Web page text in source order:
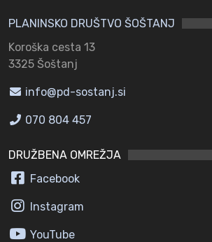
PLANINSKO DRUŠTVO ŠOŠTANJ
Koroška cesta 13
3325 Šoštanj
info@pd-sostanj.si
070 804 457
DRUŽBENA OMREŽJA
Facebook
Instagram
YouTube